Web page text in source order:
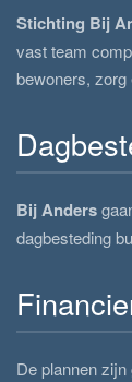
Stichting Bij
vast team
bewoners, zorg
Bij Anders
dagbesteding
De plannen